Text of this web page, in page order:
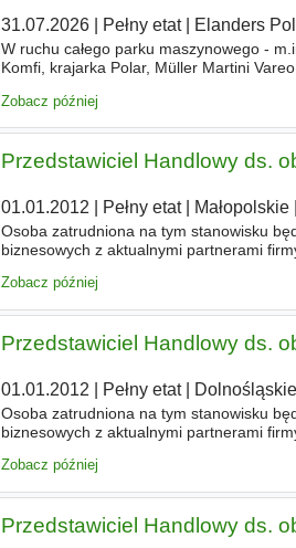
31.07.2026| Pełny etat| Elanders
W ruchu całego parku maszynowego -
Komfi, krajarka Polar, Müller Martini
Zobacz później
Przedstawiciel Handlowy ds.
01.01.2012 Pełny etat| Małopolskie|
Osoba zatrudniona na tym stanowisku
biznesowych z aktualnymi partnerami
Zobacz później
Przedstawiciel Handlowy ds.
01.01.2012 Pełny etat| Dolnośląskie
Osoba zatrudniona na tym stanowisku
biznesowych z aktualnymi partnerami
Zobacz później
Przedstawiciel Handlowy ds.